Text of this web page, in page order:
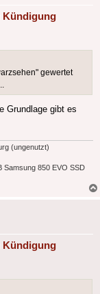
Kündigung
gewertet
Grundlage gibt es
(ungenutzt)
Samsung 850 EVO SSD
Kündigung